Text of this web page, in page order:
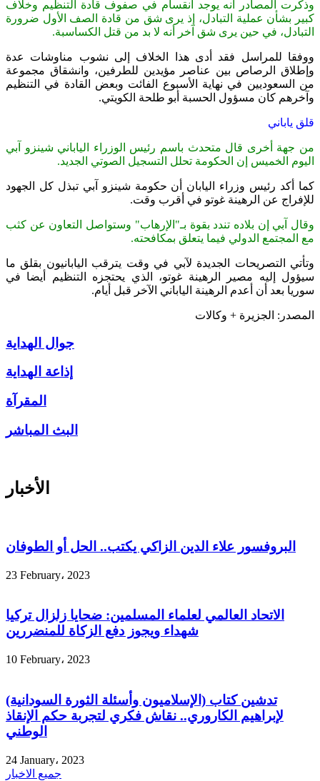
وذكرت المصادر أنه يوجد انقسام في صفوف قادة التنظيم وخلاف
كبير بشأن عملية التبادل، إذ يرى شق من قادة الصف الأول ضرورة
التبادل، في حين يرى شق آخر أنه لا بد من قتل الكساسبة.
ووفقا للمراسل فقد أدى هذا الخلاف إلى نشوب مناوشات عدة
وإطلاق الرصاص بين عناصر مؤيدين للطرفين، وانشقاق مجموعة
من السعوديين في نهاية الأسبوع الفائت وبعض القادة في التنظيم
وآخرهم كان مسؤول الحسبة أبو طلحة الكويتي.
قلق ياباني
من جهة أخرى قال متحدث باسم رئيس الوزراء الياباني شينزو آبي
اليوم الخميس إن الحكومة تحلل التسجيل الصوتي الجديد.
كما أكد رئيس وزراء اليابان أن حكومة شينزو آبي تبذل كل الجهود
للإفراج عن الرهينة غوتو في أقرب وقت.
وقال آبي إن بلاده تندد بقوة بـ"الإرهاب" وستواصل التعاون عن كثب
مع المجتمع الدولي فيما يتعلق بمكافحته.
وتأتي التصريحات الجديدة لآبي في وقت يترقب اليابانيون بقلق ما
سيؤول إليه مصير الرهينة غوتو، الذي يحتجزه التنظيم أيضا في
سوريا بعد أن أعدم الرهينة الياباني الآخر قبل أيام.
المصدر: الجزيرة + وكالات
جوال الهداية
إذاعة الهداية
المقرآة
البث المباشر
الأخبار
البروفسور علاء الدين الزاكي يكتب.. الحل أو الطوفان
23 February، 2023
الاتحاد العالمي لعلماء المسلمين: ضحايا زلزال تركيا
شهداء ويجوز دفع الزكاة للمنضررين
10 February، 2023
تدشين كتاب (الإسلاميون وأسئلة الثورة السودانية)
لإبراهيم الكاروري.. نقاش فكري لتجربة حكم الإنقاذ
الوطني
24 January، 2023
جميع الاخبار